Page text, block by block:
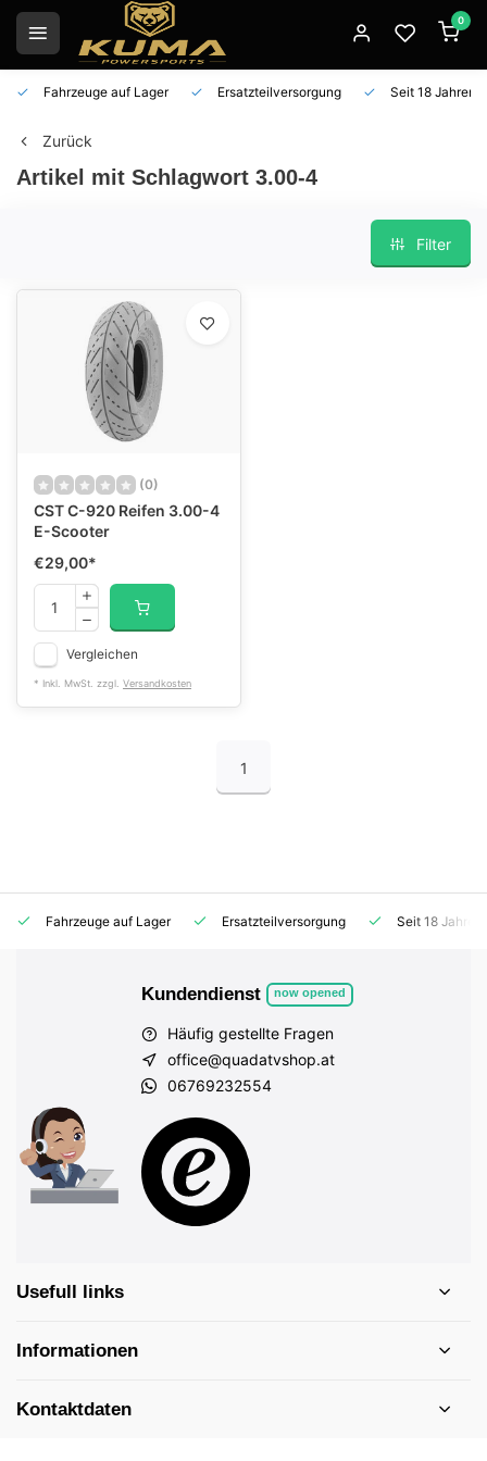
0
Fahrzeuge auf Lager Ersatzteilversorgung Seit 18 Jahren
Zurück
Artikel mit Schlagwort 3.00-4
Filter
(0)
CST C-920 Reifen 3.00-4
E-Scooter
€29,00*
Vergleichen
* Inkl. MwSt. zzgl. Versandkosten
1
Fahrzeuge auf Lager Ersatzteilversorgung Seit 18
Kundendienst now opened
Häufig gestellte Fragen
office@quadatvshop.at
06769232554
Usefull links
Informationen
Kontaktdaten